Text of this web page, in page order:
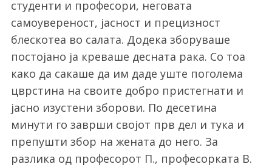
студенти и професори, неговата
самоувереност, јасност и прецизност
блескотеа во салата. Додека зборуваше
постојано ја креваше десната рака. Со тоа
како да сакаше да им даде уште поголема
цврстина на своите добро пристегнати и
јасно изустени зборови. По десетина
минути го заврши својот прв дел и тука и
препушти збор на жената до него. За
разлика од професорот П., професорката В.